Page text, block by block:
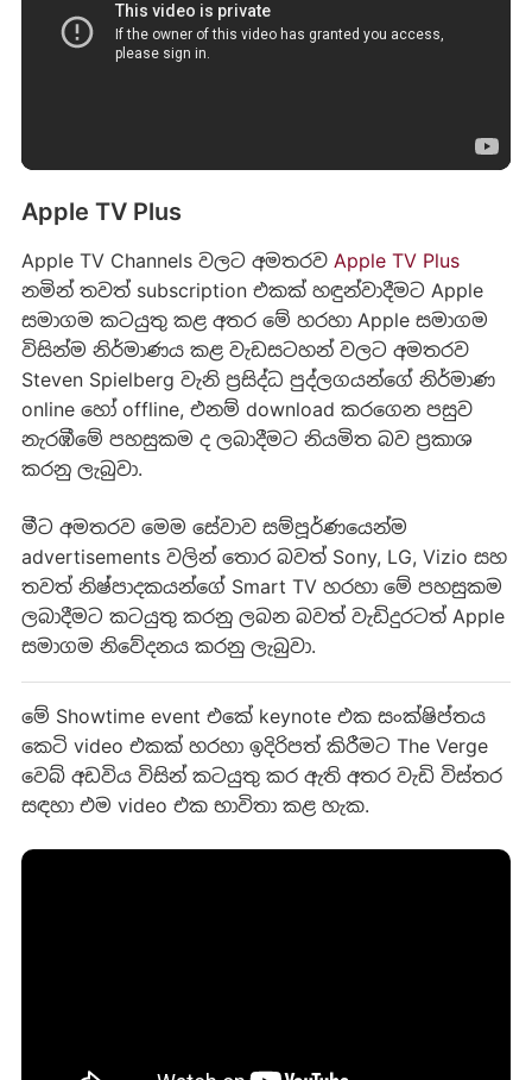
Apple TV Plus
Apple TV Channels වලට අමතරව Apple TV Plus
නමින් තවත් subscription එකක් හඳුන්වාදීමට Apple
සමාගම කටයුතු කළ අතර මේ හරහා Apple සමාගම
විසින්ම නිර්මාණය කළ වැඩසටහන් වලට අමතරව
Steven Spielberg වැනි ප්‍රසිද්ධ පුද්ලගයන්ගේ නිර්මාණ
online හෝ offline, එනම් download කරගෙන පසුව
නැරඹීමේ පහසුකම ද ලබාදීමට නියමිත බව ප්‍රකාශ
කරනු ලැබුවා.
මීට අමතරව මෙම සේවාව සම්පූර්ණයෙන්ම
advertisements වලින් තොර බවත් Sony, LG, Vizio සහ
තවත් නිෂ්පාදකයන්ගේ Smart TV හරහා මේ පහසුකම
ලබාදීමට කටයුතු කරනු ලබන බවත් වැඩිදුරටත් Apple
සමාගම නිවේදනය කරනු ලැබුවා.
මේ Showtime event එකේ keynote එක සංක්ෂිප්තය
කෙටි video එකක් හරහා ඉදිරිපත් කිරීමට The Verge
වෙබ් අඩවිය විසින් කටයුතු කර ඇති අතර වැඩි විස්තර
සඳහා එම video එක භාවිතා කළ හැක.